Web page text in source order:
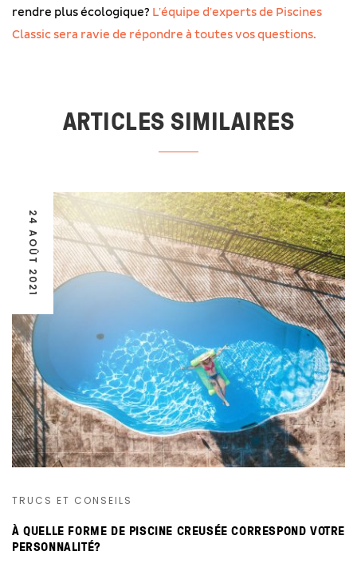
rendre plus écologique? L’équipe d’experts de Piscines
Classic sera ravie de répondre à toutes vos questions.
ARTICLES SIMILAIRES
24 AOÛT 2021
TRUCS ET CONSEILS
À QUELLE FORME DE PISCINE CREUSÉE CORRESPOND VOTRE
PERSONNALITÉ?